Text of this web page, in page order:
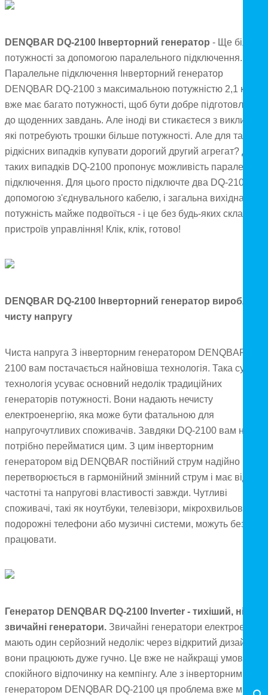
DENQBAR DQ-2100 Інверторний генератор - Ще більше
потужності за допомогою паралельного підключення.
Паралельне підключення Інверторний генератор
DENQBAR DQ-2100 з максимальною потужністю 2,1 кВт
вже має багато потужності, щоб бути добре підготовленим
до щоденних завдань. Але іноді ви стикаєтеся з
які потребують трошки більше потужності. Але для таких
рідкісних випадків купувати дорогий другий агрегат? Для
таких випадків DQ-2100 пропонує можливість
підключення. Для цього просто підключте два DQ-2100 за
допомогою з'єднувального кабелю, і загальна вихідна
потужність майже подвоїться - і це без будь-яких складних
пристроїв управління! Клік, клік, готово!
DENQBAR DQ-2100 Інверторний генератор виробляє
чисту напругу
Чиста напруга З інверторним генератором DENQBAR DQ-
2100 вам постачається найновіша технологія. Така
технологія усуває основний недолік традиційних
генераторів потужності. Вони надають нечисту
електроенергію, яка може бути фатальною для
напругочутливих споживачів. Завдяки DQ-2100 вам не
потрібно перейматися цим. З цим інверторним
генератором від DENQBAR постійний струм надійно
перетворюється в гармонійний змінний струм і має
частотні та напругові властивості завжди. Чутливі
споживачі, такі як ноутбуки, телевізори, мікрохвильові печі,
подорожні телефони або музичні системи, можуть
працювати.
Генератор DENQBAR DQ-2100 Inverter - тихіший, ніж
звичайні генератори. Звичайні генератори
мають один серйозний недолік: через відкритий дизайн
вони працюють дуже гучно. Це вже не найкращі умови для
спокійного відпочинку на кемпінгу. Але з інверторним
генератором DENQBAR DQ-2100 ця проблема вже